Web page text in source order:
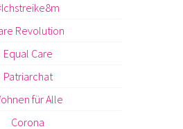
Revolution
Equal Care
Patriarchat
für Alle
Corona